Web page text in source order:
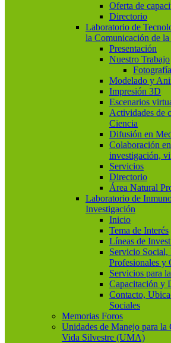
Oferta de
Directorio
Laboratorio de
la Comunicación de
Presentación
Nuestro Trabajo
Modelado y
Impresión 3D
Escenarios
Actividades de
Ciencia
Difusión en
Colaboración
investigación,
Servicios
Directorio
Área Natural
Laboratorio de
Investigación
Inicio
Tema de Interés
Líneas de
Servicio Social,
Profesionales y
Servicios para
Capacitación y
Contacto,
Sociales
Memorias Foros
Unidades de Manejo para la
Vida Silvestre (UMA)